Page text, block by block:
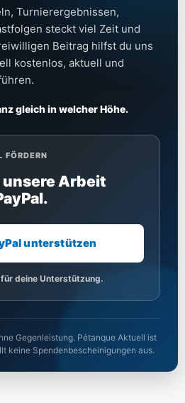
Turnierergebnissen,
steckt viel Zeit und
Beitrag hilfst du uns
kostenlos, aktuell und
gleich in welcher Höhe.
FÖRDERN
Arbeit
unterstützen
für deine Unterstützung.
Gegenleistung. Pétanque Aktuell ist
keine Spendenbescheinigungen aus.